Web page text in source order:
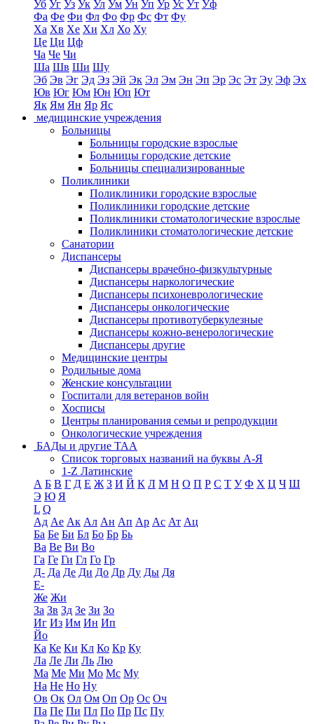
Уб Уг Уз Ук Ул Ум Ун Уп Ур Ус Ут Уф
Фа Фе Фи Фл Фо Фр Фс Фт Фу
Ха Хв Хе Хи Хл Хо Ху
Це Ци Цф
Ча Че Чи
Ша Шв Ши Шу
Эб Эв Эг Эд Эз Эй Эк Эл Эм Эн Эп Эр Эс Эт Эу Эф Эх
Юв Юг Юм Юн Юп Ют
Як Ям Ян Яр Яс
медицинские учреждения
Больницы
Больницы городские взрослые
Больницы городские детские
Больницы специализированные
Поликлиники
Поликлиники городские взрослые
Поликлиники городские детские
Поликлиники стоматологические взрослые
Поликлиники стоматологические детские
Санатории
Диспансеры
Диспансеры врачебно-физкультурные
Диспансеры наркологические
Диспансеры психоневрологические
Диспансеры онкологические
Диспансеры противотуберкулезные
Диспансеры кожно-венерологические
Диспансеры другие
Медицинские центры
Родильные дома
Женские консультации
Госпитали для ветеранов войн
Хосписы
Центры планирования семьи и репродукции
Онкологические учреждения
БАДы и другие ТАА
Список торговых названий на буквы А-Я
1-Z Латинские
А Б В Г Д Е Ж З И Й К Л М Н О П Р С Т У Ф Х Ц Ч Ш
Э Ю Я
L Q
Ад Ае Ак Ал Ан Ап Ар Ас Ат Ац
Ба Бе Би Бл Бо Бр Бь
Ва Ве Ви Во
Га Ге Ги Гл Го Гр
Д- Да Де Ди До Др Ду Ды Дя
Е-
Же Жи
За Зв Зд Зе Зи Зо
Иг Из Им Ин Ип
Йо
Ка Ке Ки Кл Ко Кр Ку
Ла Ле Ли Ль Лю
Ма Ме Ми Мо Мс Му
На Не Но Ну
Ов Ок Ол Ом Оп Ор Ос Оч
Па Пе Пи Пл По Пр Пс Пу